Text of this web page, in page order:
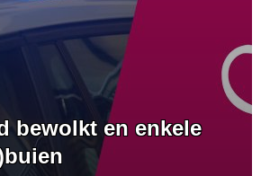
bewolkt en enkele